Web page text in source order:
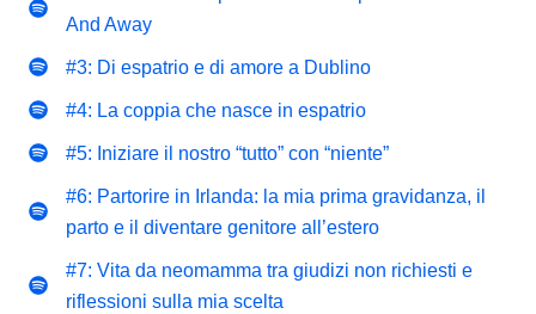
And Away
#3: Di espatrio e di amore a Dublino
#4: La coppia che nasce in espatrio
#5: Iniziare il nostro “tutto” con “niente”
#6: Partorire in Irlanda: la mia prima gravidanza, il
parto e il diventare genitore all’estero
#7: Vita da neomamma tra giudizi non richiesti e
riflessioni sulla mia scelta